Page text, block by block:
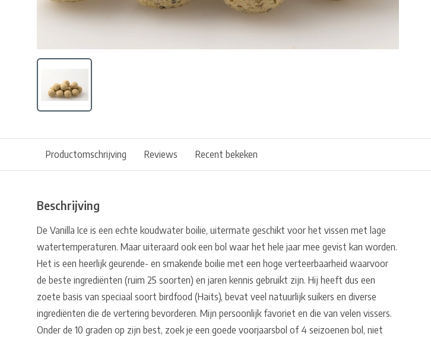
Productomschrijving Reviews Recent bekeken
Beschrijving
De Vanilla Ice is een echte koudwater boilie, uitermate geschikt voor het vissen met lage
watertemperaturen. Maar uiteraard ook een bol waar het hele jaar mee gevist kan worden.
Het is een heerlijk geurende- en smakende boilie met een hoge verteerbaarheid waarvoor
de beste ingrediënten (ruim 25 soorten) en jaren kennis gebruikt zijn. Hij heeft dus een
zoete basis van speciaal soort birdfood (Haits), bevat veel natuurlijk suikers en diverse
ingrediënten die de vertering bevorderen. Mijn persoonlijk favoriet en die van velen vissers.
Onder de 10 graden op zijn best, zoek je een goede voorjaarsbol of 4 seizoenen bol, niet